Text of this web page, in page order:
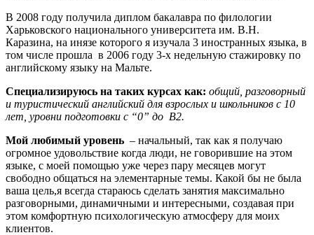
В 2008 году получила диплом бакалавра по филологии
Харьковского национального университета им. В.Н.
Каразина, на инязе которого я изучала 3 иностранных языка, в
том числе прошла в 2006 году 3-х недельную стажировку по
английскому языку на Мальте.
Специализируюсь на таких курсах как: общий, разговорный
и туристический английский для взрослых и школьников с 10
лет, уровни подготовки с “0” до В2.
Мой любимый уровень – начальный, так как я получаю
огромное удовольствие когда люди, не говорившие на этом
языке, с моей помощью уже через пару месяцев могут
свободно общаться на элементарные темы. Какой бы не была
ваша цель,я всегда стараюсь сделать занятия максимально
разговорными, динамичными и интересными, создавая при
этом комфортную психологическую атмосферу для моих
клиентов.